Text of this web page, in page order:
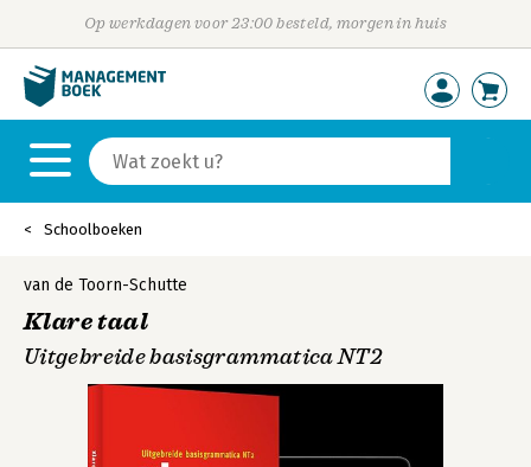
Op werkdagen voor 23:00 besteld, morgen in huis
Schoolboeken
van de Toorn-Schutte
Klare taal
Uitgebreide basisgrammatica NT2